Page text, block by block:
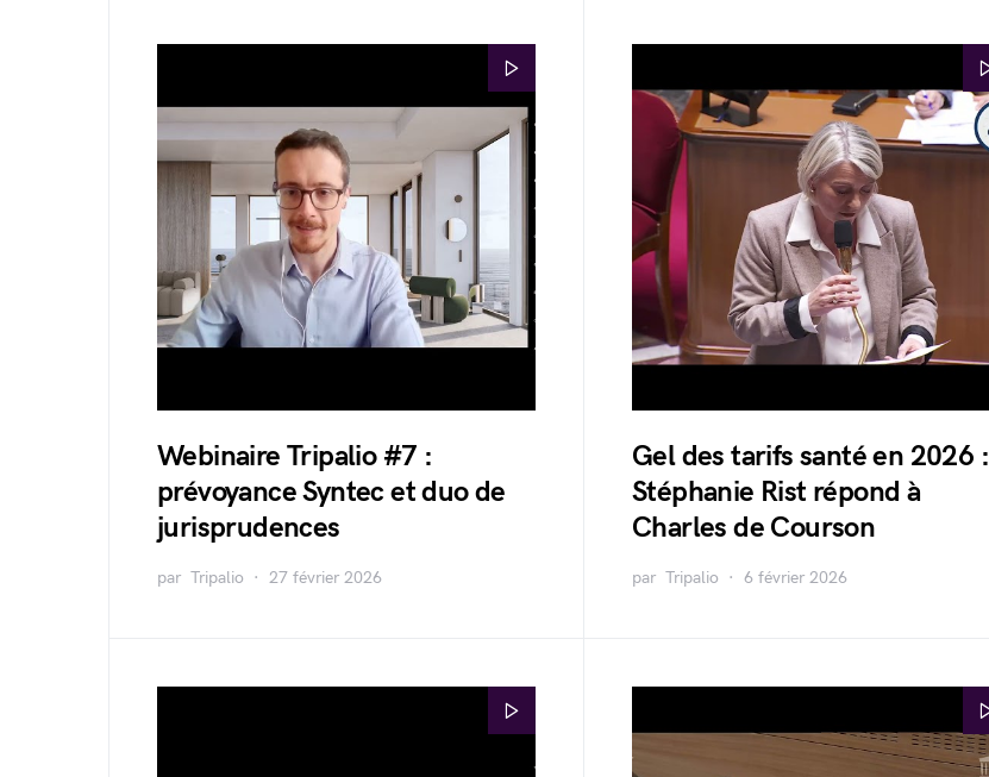
Webinaire Tripalio #7 :
prévoyance Syntec et duo de
jurisprudences
par Tripalio 27 février 2026
Gel des tarifs santé en 2026 :
Stéphanie Rist répond à
Charles de Courson
par Tripalio 6 février 2026